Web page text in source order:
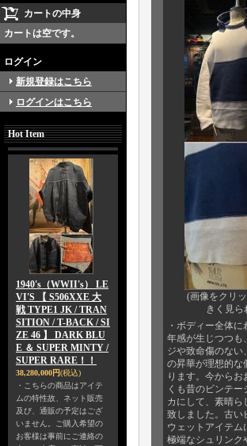
カートの中身
カートは空です。
ログイン
新規登録はこちら
ログインはこちら
Hot Item
1940's（WWII's） LE
VI'S 【 S506XXE 大
戦 TYPE1 JK / TRAN
SITION / T-BACK / SI
ZE 46 】 DARK BLU
E ＆ SUPER MINTY /
SUPER RARE！！
38,280,000円(税込)
・こちらの商品はアイテ
ムの特性故、ネット販売
及び、通販の予定はござ
いません。ご購入希望の
お客様は事前にご連絡の
(画像をクリ
きく見ら
・ボディー全体
年感が生じつつも
ジや致命傷のない
の昇華が理想的な
ります。今からお
くも昔のビンテー
カにして、素晴ら
致しました。古い
ウェットアイテム
極端なシュリンク